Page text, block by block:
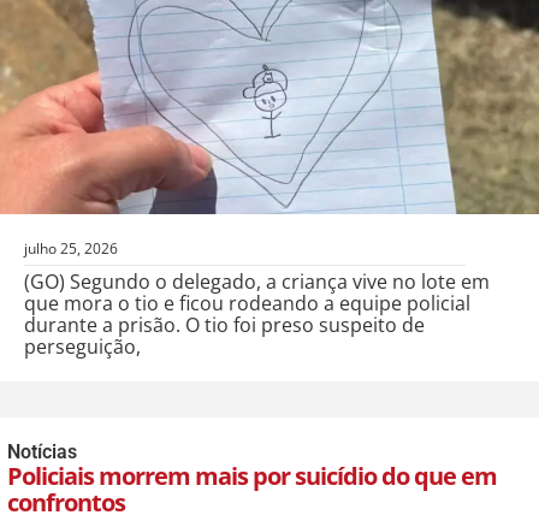
julho 25, 2026
(GO) Segundo o delegado, a criança vive no lote em
que mora o tio e ficou rodeando a equipe policial
durante a prisão. O tio foi preso suspeito de
perseguição,
Notícias
Policiais morrem mais por suicídio do que em
confrontos